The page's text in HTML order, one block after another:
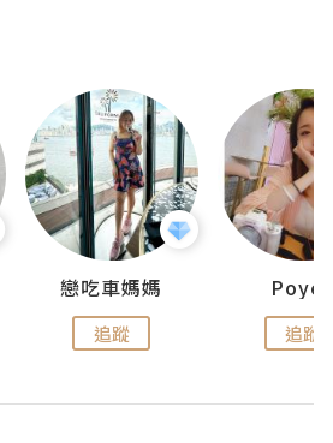
戀吃車媽媽
追蹤 追蹤